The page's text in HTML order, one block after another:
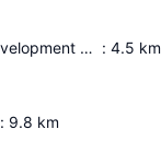
Krabi Coastal Aquaculture Research And Development Center : 4.5 km
: 9.8 km